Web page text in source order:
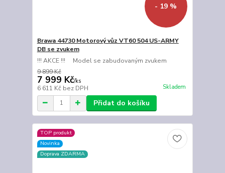
- 19 %
Brawa 44730 Motorový vůz VT60 504 US-ARMY
DB se zvukem
!!! AKCE !!! Model se zabudovaným zvukem
9 899 Kč
7 999 Kč/ks
6 611 Kč bez DPH Skladem
Přidat do košíku
TOP produkt
Novinka
Doprava ZDARMA